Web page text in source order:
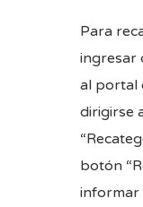
Para
ingresar
al portal
dirigirse
botón
informar